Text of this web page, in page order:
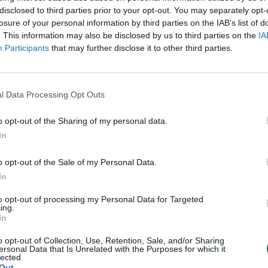
to third parties prior to your opt-out. You may separately
of your personal information by third parties on the IAB’s list of
This information may also be disclosed by us to third parties on the
Participants that may further disclose it to other third parties.
Data Processing Opt Outs
opt-out of the Sharing of my personal data.
opt-out of the Sale of my Personal Data.
opt-out of processing my Personal Data for Targeted
opt-out of Collection, Use, Retention, Sale, and/or Sharing
Data that Is Unrelated with the Purposes for which it
Nielsen susitikime su
– švietimo reformos
diena
Seimas patvirtino valstybinių
universitetų optimizavimo
Dalia Grybauskaitė:
jau kelia nerimą
diena
mokslo įstaigų mažinimo vadina
skubotomis